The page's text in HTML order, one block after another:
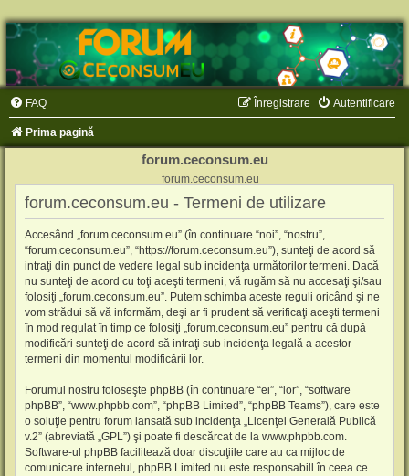
FAQ Autentificare
Înregistrare
Prima pagină
forum.ceconsum.eu
forum.ceconsum.eu
forum.ceconsum.eu - Termeni de utilizare
Accesând „forum.ceconsum.eu” (în continuare “noi”, “nostru”,
“forum.ceconsum.eu”, “https://forum.ceconsum.eu”), sunteţi de acord să
intraţi din punct de vedere legal sub incidenţa următorilor termeni. Dacă
nu sunteţi de acord cu toţi aceşti termeni, vă rugăm să nu accesaţi şi/sau
folosiţi „forum.ceconsum.eu”. Putem schimba aceste reguli oricând şi ne
vom strădui să vă informăm, deşi ar fi prudent să verificaţi aceşti termeni
în mod regulat în timp ce folosiţi „forum.ceconsum.eu” pentru că după
modificări sunteţi de acord să intraţi sub incidenţa legală a acestor
termeni din momentul modificării lor.
Forumul nostru foloseşte phpBB (în continuare “ei”, “lor”, “software
phpBB”, “www.phpbb.com”, “phpBB Limited”, “phpBB Teams”), care este
o soluţie pentru forum lansată sub incidenţa „Licenţei Generală Publică
v.2” (abreviată „GPL”) şi poate fi descărcat de la www.phpbb.com.
Software-ul phpBB facilitează doar discuţiile care au ca mijloc de
comunicare internetul, phpBB Limited nu este responsabill în ceea ce